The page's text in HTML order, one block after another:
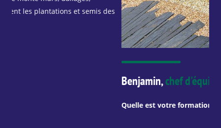
chef d'équipe paysagiste